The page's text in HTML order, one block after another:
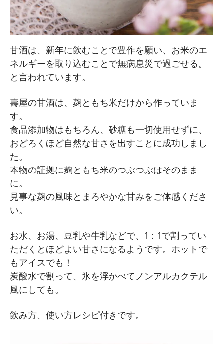
甘酒は、新年に飲むことで豊作を願い、お米のエ
ネルギーを取り込むことで無病息災で過ごせる。
と言われています。
壽屋の甘酒は、麹ともち米だけから作っていま
す。
食品添加物はもちろん、砂糖も一切使用せずに、
おどろくほど自然な甘さを出すことに成功しまし
た。
本物の証拠に麹ともち米のつぶつぶはそのまま
に。
見事な麹の風味とまろやかな甘みをご体感くださ
い。
お水、お湯、豆乳や牛乳などで、1：1で割ってい
ただくとほどよい甘さになるようです。ホットで
もアイスでも！
炭酸水で割って、氷を浮かべてノンアルカクテル
風にしても。
飲み方、使い方レシピ付きです。